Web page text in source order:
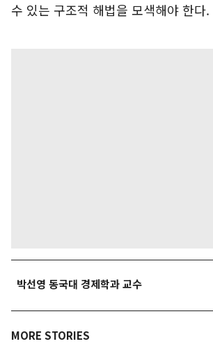
수 있는 구조적 해법을 모색해야 한다.
박선영 동국대 경제학과 교수
MORE STORIES